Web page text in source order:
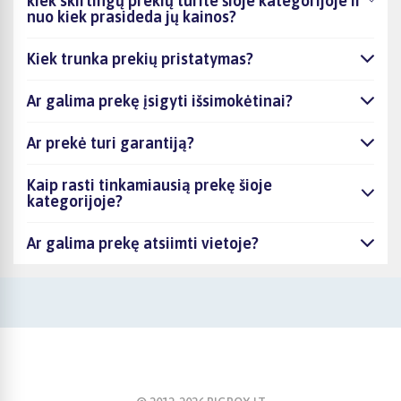
nuo kiek prasideda jų kainos?
Kiek trunka prekių pristatymas?
Ar galima prekę įsigyti išsimokėtinai?
Ar prekė turi garantiją?
Kaip rasti tinkamiausią prekę šioje
kategorijoje?
Ar galima prekę atsiimti vietoje?